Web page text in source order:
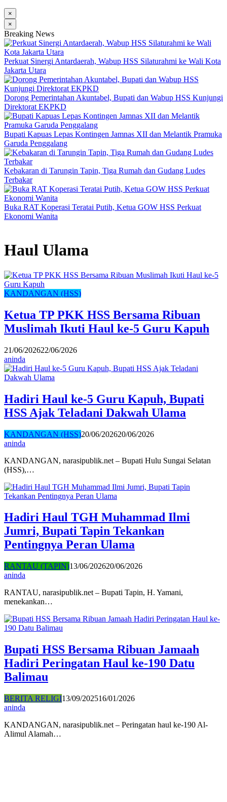
×
×
Breaking News
Perkuat Sinergi Antardaerah, Wabup HSS Silaturahmi ke Wali Kota
Jakarta Utara
Dorong Pemerintahan Akuntabel, Bupati dan Wabup HSS Kunjungi
Direktorat EKPKD
Bupati Kapuas Lepas Kontingen Jamnas XII dan Melantik Pramuka
Garuda Penggalang
Kebakaran di Tarungin Tapin, Tiga Rumah dan Gudang Ludes
Terbakar
Buka RAT Koperasi Teratai Putih, Ketua GOW HSS Perkuat
Ekonomi Wanita
Haul Ulama
KANDANGAN (HSS)
Ketua TP PKK HSS Bersama Ribuan
Muslimah Ikuti Haul ke-5 Guru Kapuh
21/06/202622/06/2026
aninda
Hadiri Haul ke-5 Guru Kapuh, Bupati
HSS Ajak Teladani Dakwah Ulama
KANDANGAN (HSS)20/06/202620/06/2026
aninda
KANDANGAN, narasipublik.net – Bupati Hulu Sungai Selatan
(HSS),…
Hadiri Haul TGH Muhammad Ilmi
Jumri, Bupati Tapin Tekankan
Pentingnya Peran Ulama
RANTAU (TAPIN)13/06/202620/06/2026
aninda
RANTAU, narasipublik.net – Bupati Tapin, H. Yamani,
menekankan…
Bupati HSS Bersama Ribuan Jamaah
Hadiri Peringatan Haul ke-190 Datu
Balimau
BERITA RELIGI13/09/202516/01/2026
aninda
KANDANGAN, narasipublik.net – Peringatan haul ke-190 Al-
Alimul Alamah…